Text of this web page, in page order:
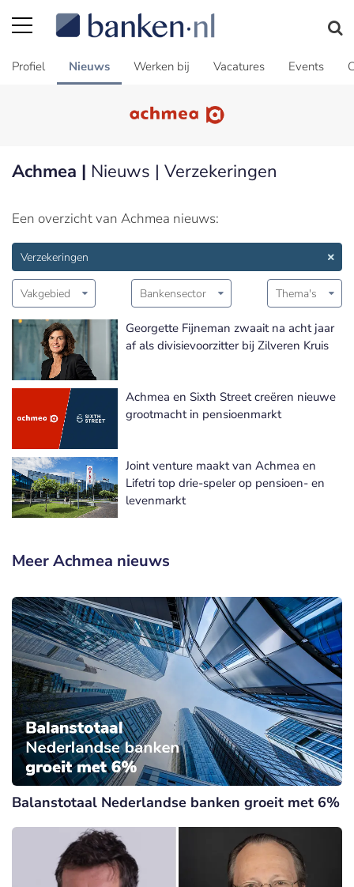
Profiel Nieuws Werken bij Vacatures Events
Achmea | Nieuws | Verzekeringen
Een overzicht van Achmea nieuws:
Verzekeringen
Vakgebied Bankensector Thema's
Georgette Fijneman zwaait na acht jaar
af als divisievoorzitter bij Zilveren Kruis
Achmea en Sixth Street creëren nieuwe
grootmacht in pensioenmarkt
Joint venture maakt van Achmea en
Lifetri top drie-speler op pensioen- en
levenmarkt
Meer Achmea nieuws
Balanstotaal Nederlandse banken groeit met 6%